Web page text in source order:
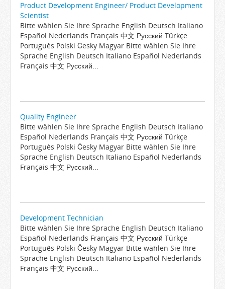
Product Development Engineer/ Product Development
Scientist
Bitte wählen Sie Ihre Sprache English Deutsch Italiano
Español Nederlands Français 中文 Русский Türkçe
Português Polski Česky Magyar Bitte wählen Sie Ihre
Sprache English Deutsch Italiano Español Nederlands
Français 中文 Русский...
Quality Engineer
Bitte wählen Sie Ihre Sprache English Deutsch Italiano
Español Nederlands Français 中文 Русский Türkçe
Português Polski Česky Magyar Bitte wählen Sie Ihre
Sprache English Deutsch Italiano Español Nederlands
Français 中文 Русский...
Development Technician
Bitte wählen Sie Ihre Sprache English Deutsch Italiano
Español Nederlands Français 中文 Русский Türkçe
Português Polski Česky Magyar Bitte wählen Sie Ihre
Sprache English Deutsch Italiano Español Nederlands
Français 中文 Русский...